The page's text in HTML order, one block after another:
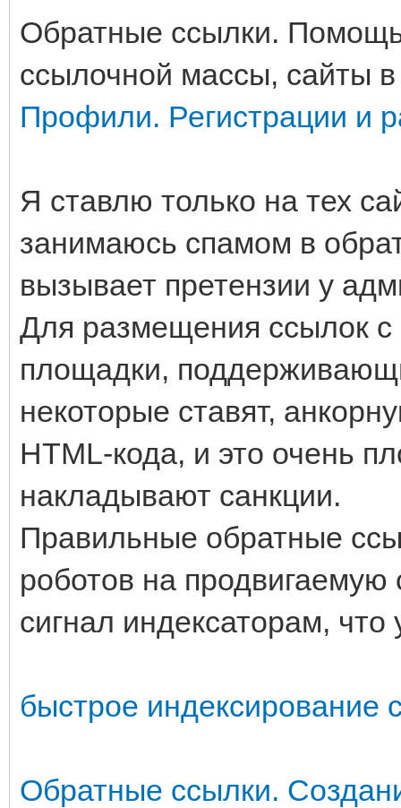
Обратные ссылки.
ссылочной массы, сайты
Профили. Регистрации и
Я ставлю только на тех
занимаюсь спамом в
вызывает претензии у
Для размещения ссылок с
площадки,
некоторые ставят,
HTML-кода, и это очень
накладывают санкции.
Правильные обратные
роботов на
сигнал индексаторам,
быстрое индексирование
Обратные ссылки.